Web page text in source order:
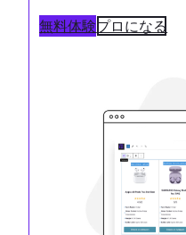
無料体験プロになる